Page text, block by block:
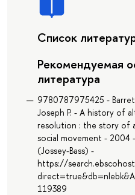
Список
Рекомендуемая
литература
9780787975425 -
Joseph P. - A history of
resolution : the story of
social movement - 2004
(Jossey-Bass) -
https://
119389